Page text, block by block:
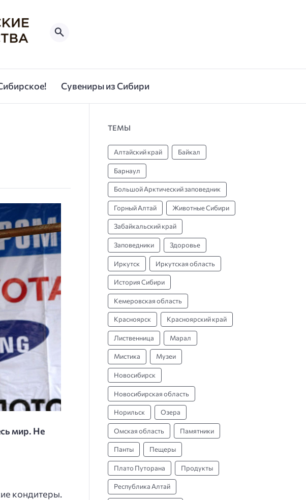
Сувениры из Сибири
мир. Не
кондитеры.
ТЕМЫ
Алтайский край Байкал
Барнаул
Большой Арктический заповедник
Горный Алтай Животные Сибири
Забайкальский край
Заповедники Здоровье
Иркутск Иркутская область
История Сибири
Кемеровская область
Красноярск Красноярский край
Лиственница Марал
Мистика Музеи
Новосибирск
Новосибирская область
Норильск Озера
Омская область Памятники
Панты Пещеры
Плато Путорана Продукты
Республика Алтай